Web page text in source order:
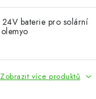
podpora
24V baterie pro solární
Zobrazit více produktů